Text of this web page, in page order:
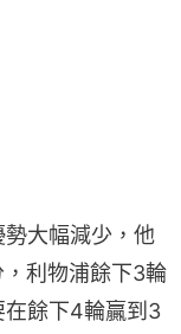
大幅減少，他
利物浦餘下3輪
在餘下4輪贏到3